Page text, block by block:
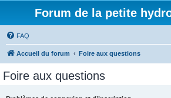
Forum de la petite
FAQ
Accueil du forum Foire aux questions
Foire aux questions